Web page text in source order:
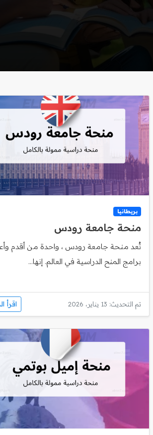
بريطانيا
منحة جامعة رودس
تُعد منحة جامعة رودس ، واحدة من أقدم
برامج المنح الدراسية في العالم. إنها...
تم التحديث: 13 يناير، 2026 اقرأ